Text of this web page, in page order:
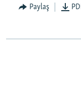
Paylaş